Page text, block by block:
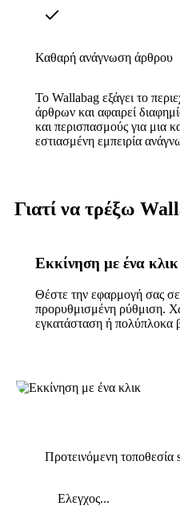
Καθαρή ανάγνωση άρθρου
Το Wallabag εξάγει το
άρθρων και αφαιρεί
και περισπασμούς για μια
εστιασμένη εμπειρία
Γιατί να τρέξω
Εκκίνηση με ένα κλικ
Θέστε την εφαρμογή σας
προρυθμισμένη ρύθμιση.
εγκατάσταση ή πολύπλοκα
Προτεινόμενη τοποθεσία
Ελεγχος...